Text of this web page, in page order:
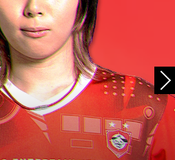
TEMIKO
KKM*
UTSUHO
PAYA
INARI
TAKWAN
CYBERX
LEO